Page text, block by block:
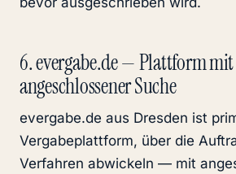
6. evergabe.de — Plattform mit
angeschlossener Suche
evergabe.de aus Dresden ist
Vergabeplattform, über die
Verfahren abwickeln — mit